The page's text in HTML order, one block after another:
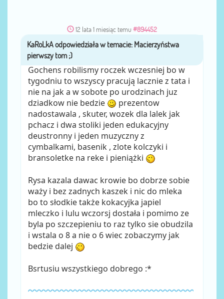
12 lata 1 miesiąc temu #894452
przezKaRoLkA
Gochens robilismy roczek wczesniej bo w
tygodniu to wszyscy pracują lacznie z tata i
nie na jak a w sobote po urodzinach juz
dziadkow nie bedzie
prezentow
nadostawala , skuter, wozek dla lalek jak
pchacz i dwa stoliki jeden edukacyjny
deustronny i jeden muzyczny z
cymbalkami, basenik , zlote kolczyki i
bransoletke na reke i pieniążki
Rysa kazala dawac krowie bo dobrze sobie
waży i bez zadnych kaszek i nic do mleka
bo to słodkie także kokacyjka japiel
mleczko i lulu wczorsj dostała i pomimo ze
byla po szczepieniu to raz tylko sie obudzila
i wstala o 8 a nie o 6 wiec zobaczymy jak
bedzie dalej
Bsrtusiu wszystkiego dobrego :*